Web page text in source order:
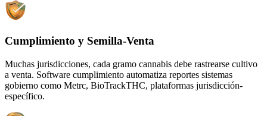
Cumplimiento y Semilla-Venta
Muchas jurisdicciones, cada gramo cannabis debe rastrearse cultivo
a venta. Software cumplimiento automatiza reportes sistemas
gobierno como Metrc, BioTrackTHC, plataformas jurisdicción-
específico.